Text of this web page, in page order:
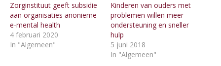
Zorginstituut geeft subsidie
aan organisaties anonieme
e-mental health
4 februari 2020
In "Algemeen"
Kinderen van ouders met
problemen willen meer
ondersteuning en sneller
hulp
5 juni 2018
In "Algemeen"